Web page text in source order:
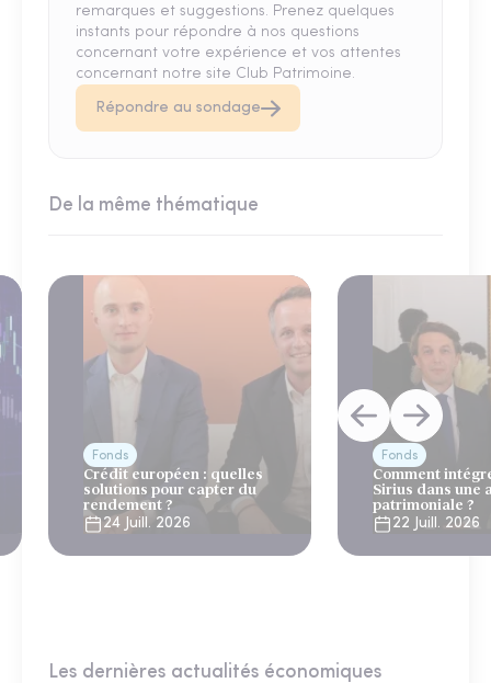
remarques et suggestions. Prenez quelques
instants pour répondre à nos questions
concernant votre expérience et vos attentes
concernant notre site Club Patrimoine.
Répondre au sondage
De la même thématique
Fonds
Crédit européen : quelles
solutions pour capter du
rendement ?
24 Juill. 2026
Fonds
Comment
Sirius dans une
patrimoniale ?
22 Juill. 2026
Les dernières actualités économiques